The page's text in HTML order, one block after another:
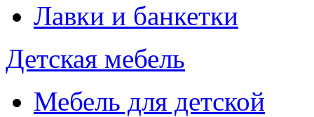
Лавки и банкетки
Детская мебель
Мебель для детской